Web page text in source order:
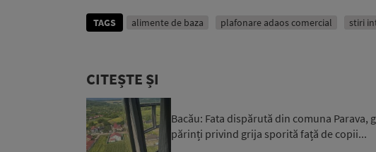
TAGS alimente de baza plafonare adaos comercial stiri
CITEȘTE ȘI
Bacău: Fata dispărută din comuna
părinți privind grija sporită față de copii...